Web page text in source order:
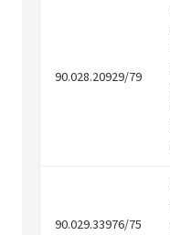
90.028.20929/79
90.029.33976/75